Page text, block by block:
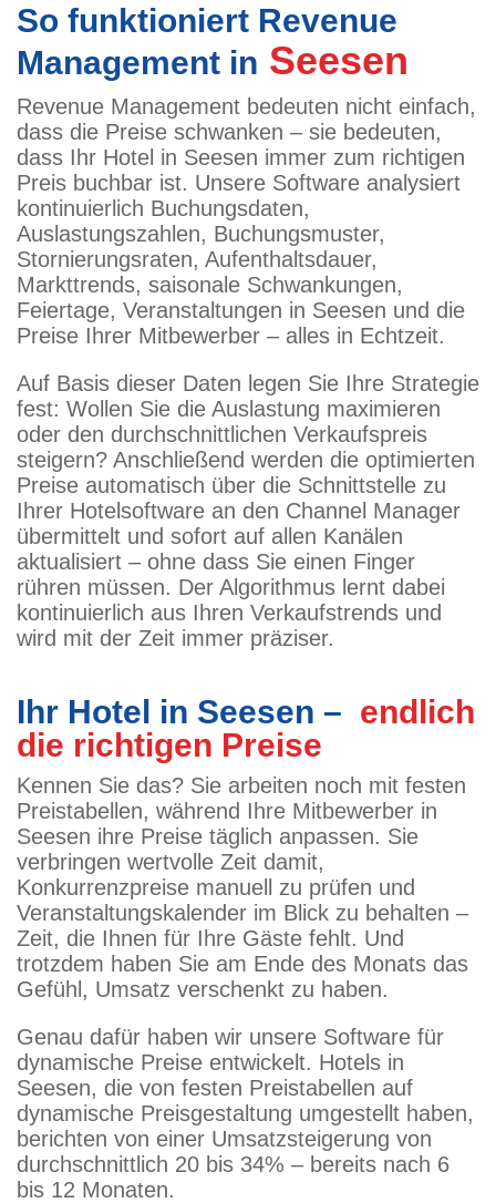
So funktioniert Revenue
Management in Seesen
Revenue Management bedeuten nicht einfach,
dass die Preise schwanken – sie bedeuten,
dass Ihr Hotel in Seesen immer zum richtigen
Preis buchbar ist. Unsere Software analysiert
kontinuierlich Buchungsdaten,
Auslastungszahlen, Buchungsmuster,
Stornierungsraten, Aufenthaltsdauer,
Markttrends, saisonale Schwankungen,
Feiertage, Veranstaltungen in Seesen und die
Preise Ihrer Mitbewerber – alles in Echtzeit.
Auf Basis dieser Daten legen Sie Ihre Strategie
fest: Wollen Sie die Auslastung maximieren
oder den durchschnittlichen Verkaufspreis
steigern? Anschließend werden die optimierten
Preise automatisch über die Schnittstelle zu
Ihrer Hotelsoftware an den Channel Manager
übermittelt und sofort auf allen Kanälen
aktualisiert – ohne dass Sie einen Finger
rühren müssen. Der Algorithmus lernt dabei
kontinuierlich aus Ihren Verkaufstrends und
wird mit der Zeit immer präziser.
Ihr Hotel in Seesen – endlich
die richtigen Preise
Kennen Sie das? Sie arbeiten noch mit festen
Preistabellen, während Ihre Mitbewerber in
Seesen ihre Preise täglich anpassen. Sie
verbringen wertvolle Zeit damit,
Konkurrenzpreise manuell zu prüfen und
Veranstaltungskalender im Blick zu behalten –
Zeit, die Ihnen für Ihre Gäste fehlt. Und
trotzdem haben Sie am Ende des Monats das
Gefühl, Umsatz verschenkt zu haben.
Genau dafür haben wir unsere Software für
dynamische Preise entwickelt. Hotels in
Seesen, die von festen Preistabellen auf
dynamische Preisgestaltung umgestellt haben,
berichten von einer Umsatzsteigerung von
durchschnittlich 20 bis 34% – bereits nach 6
bis 12 Monaten.